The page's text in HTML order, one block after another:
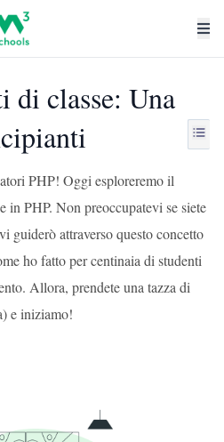
di classe: Una
PHP! Oggi esploreremo il
in PHP. Non preoccupatevi se siete
guiderò attraverso questo concetto
ho fatto per centinaia di studenti
Allora, prendete una tazza di
e iniziamo!